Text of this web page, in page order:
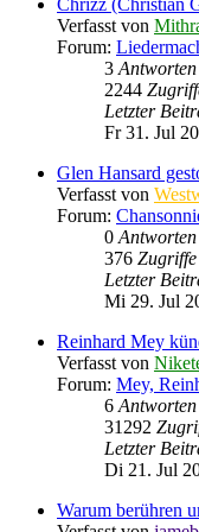
Chrizz (Christian
Verfasst von
Forum:
3 Antworten
2244
Letzter
Fr 31. Jul
Glen Hansard
Verfasst von
Forum:
0 Antworten
376 Zugriffe
Letzter
Mi 29. Jul
Reinhard Mey
Verfasst von
Forum: Mey,
6 Antworten
31292
Letzter
Di 21. Jul
Warum berühren